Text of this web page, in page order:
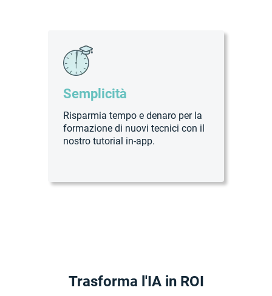
Semplicità
Risparmia tempo e denaro per la
formazione di nuovi tecnici con il
nostro tutorial in-app.
Trasforma l'IA in ROI